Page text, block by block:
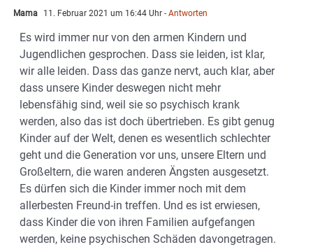
Mama 11. Februar 2021 um 16:44 Uhr - Antworten
Es wird immer nur von den armen Kindern und
Jugendlichen gesprochen. Dass sie leiden, ist klar,
wir alle leiden. Dass das ganze nervt, auch klar, aber
dass unsere Kinder deswegen nicht mehr
lebensfähig sind, weil sie so psychisch krank
werden, also das ist doch übertrieben. Es gibt genug
Kinder auf der Welt, denen es wesentlich schlechter
geht und die Generation vor uns, unsere Eltern und
Großeltern, die waren anderen Ängsten ausgesetzt.
Es dürfen sich die Kinder immer noch mit dem
allerbesten Freund-in treffen. Und es ist erwiesen,
dass Kinder die von ihren Familien aufgefangen
werden, keine psychischen Schäden davongetragen.